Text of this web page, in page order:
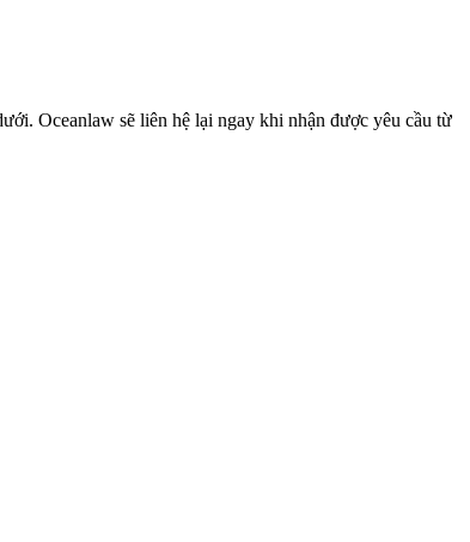
Oceanlaw sẽ liên hệ lại ngay khi nhận được yêu cầu từ